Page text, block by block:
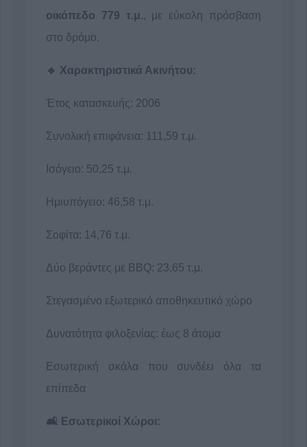
οικόπεδο 779 τ.μ., με εύκολη πρόσβαση
στο δρόμο.
🔹 Χαρακτηριστικά Ακινήτου:
Έτος κατασκευής: 2006
Συνολική επιφάνεια: 111,59 τ.μ.
Ισόγειο: 50,25 τ.μ.
Ημιυπόγειο: 46,58 τ.μ.
Σοφίτα: 14,76 τ.μ.
Δύο βεράντες με BBQ: 23,65 τ.μ.
Στεγασμένο εξωτερικό αποθηκευτικό χώρο
Δυνατότητα φιλοξενίας: έως 8 άτομα
Εσωτερική σκάλα που συνδέει όλα τα
επίπεδα
🛋️ Εσωτερικοί Χώροι: